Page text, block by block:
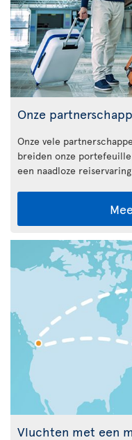
Onze
Onze vele
breiden onze
een naadloze
Vluchten met een